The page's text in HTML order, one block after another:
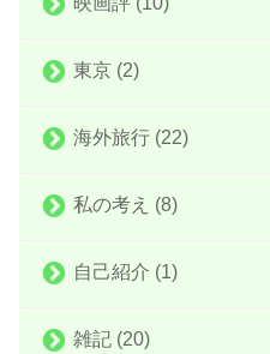
東京 (2)
海外旅行 (22)
私の考え (8)
自己紹介 (1)
雑記 (20)